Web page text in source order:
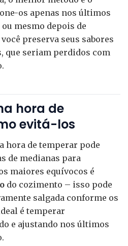
os apenas nos últimos
mesmo depois de
preserva seus sabores
que seriam perdidos com
hora de
evitá-los
hora de temperar pode
de medianas para
maiores equívocos é
do cozimento – isso pode
salgada conforme os
é temperar
e ajustando nos últimos